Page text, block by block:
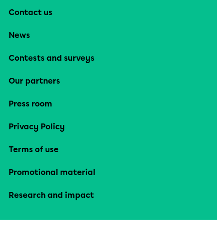
Contact us
News
Contests and surveys
Our partners
Press room
Privacy Policy
Terms of use
Promotional material
Research and impact